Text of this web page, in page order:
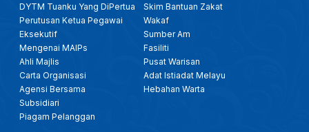
DYTM Tuanku Yang DiPertua
Perutusan Ketua Pegawai
Eksekutif
Mengenai MAIPs
Ahli Majlis
Carta Organisasi
Agensi Bersama
Subsidiari
Piagam Pelanggan
Skim Bantuan Zakat
Wakaf
Sumber Am
Fasiliti
Pusat Warisan
Adat Istiadat Melayu
Hebahan Warta